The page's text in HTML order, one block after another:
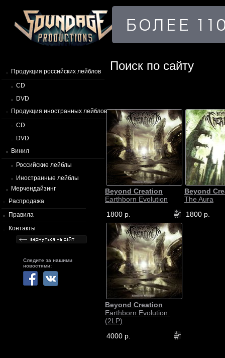
Продукция российских лейблов
CD
DVD
Продукция иностранных лейблов
CD
DVD
Винил
Российские лейблы
Иностранные лейблы
Мерчендайзинг
Распродажа
Правила
Контакты
Следите за нашими
новостями:
Поиск по сайту
Beyond Creation
Earthborn Evolution
1800 р.
Beyond
The Aura
1800 р.
Beyond Creation
Earthborn Evolution.
(2LP)
4000 р.